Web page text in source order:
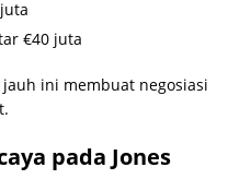
€40 juta
ini membuat negosiasi
pada Jones